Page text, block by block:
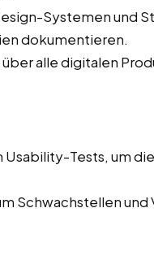
Systemen und
dokumentieren.
alle digitalen
Usability-Tests, um
Schwachstellen